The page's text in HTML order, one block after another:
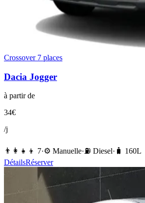
Crossover 7 places
Dacia Jogger
à partir de
34€
/j
👨‍👩‍👧‍👦 7·⚙️ Manuelle·⛽️ Diesel· 🧳 160L
DétailsRéserver